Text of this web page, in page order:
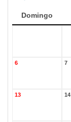
Domingo
6 7
13 14